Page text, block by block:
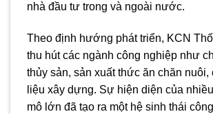
nhà đầu tư trong và ngoài nước.
Theo định hướng phát triển, KCN
thu hút các ngành công nghiệp như
thủy sản, sản xuất thức ăn chăn nuôi,
liệu xây dựng. Sự hiện diện của
mô lớn đã tạo ra một hệ sinh thái